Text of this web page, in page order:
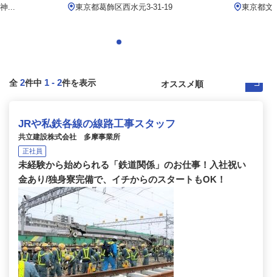
...
東京都葛飾区西水元3‐31‐19
東京都
全 2件中 1 - 2件を表示
JRや私鉄各線の線路工事スタッフ
共立建設株式会社 多摩事業所
正社員
未経験から始められる「鉄道関係」のお仕事！入社祝い
金あり/独身寮完備で、イチからのスタートもOK！